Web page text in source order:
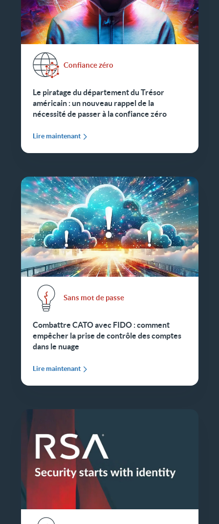
Confiance zéro
Le piratage du département du Trésor
américain : un nouveau rappel de la
nécessité de passer à la confiance zéro
Lire maintenant
Sans mot de passe
Combattre CATO avec FIDO : comment
empêcher la prise de contrôle des comptes
dans le nuage
Lire maintenant